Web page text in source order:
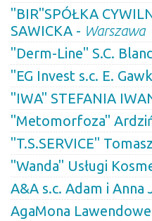
"BIR"SPÓŁKA
SAWICKA - Warszawa
"Derm-Line" S.C.
"EG Invest s.c. E.
"IWA" STEFANIA
"Metomorfoza"
"T.S.SERVICE"
"Wanda" Usługi
A&A s.c. Adam i Anna
AgaMona